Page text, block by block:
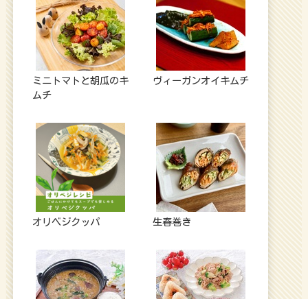
ミニトマトと胡瓜のキ
ムチ
ヴィーガンオイキムチ
オリベジクッパ 生春巻き